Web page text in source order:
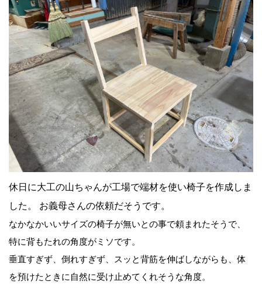
休日に大工の山ちゃんが工場で端材を使い椅子を作成しま
した。 お義母さんの依頼だそうです。
なかなかいいサイズの椅子が無いとの事で頼まれたそうで、
特に背もたれの角度がミソです。
垂直すぎず、倒れすぎず、スッと背筋を伸ばしながらも、体
を預けたときに自然に受け止めてくれそうな角度。